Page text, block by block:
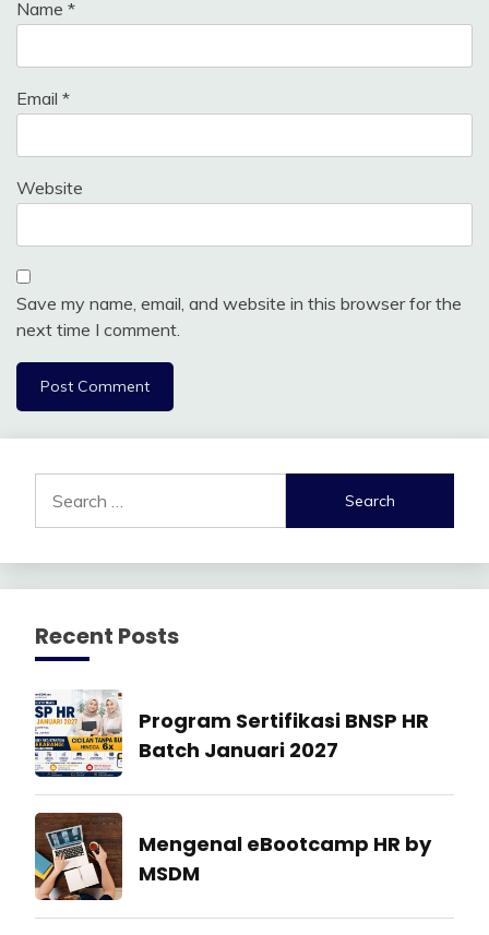
Name *
Email *
Website
Save my name, email, and website in this browser for the
next time I comment.
for:
Recent Posts
Manajemen
SDM
Program Sertifikasi BNSP HR
Batch Januari 2027
27
2026
Industrial
Relation
Mengenal eBootcamp HR by
MSDM
22